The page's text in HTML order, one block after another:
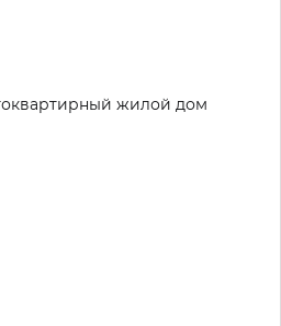
жилой дом